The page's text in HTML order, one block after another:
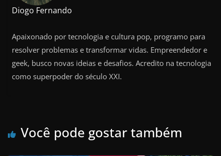
Diogo Fernando
Apaixonado por tecnologia e cultura pop, programo para
resolver problemas e transformar vidas. Empreendedor e
geek, busco novas ideias e desafios. Acredito na tecnologia
como superpoder do século XXI.
Você pode gostar também